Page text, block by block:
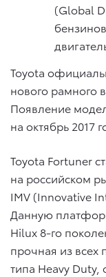
(Global
Toyota
нового рамного
Появление
на октябрь 2017
Toyota Fortuner
на российском
IMV (Innovative
Данную
Hilux 8-го
прочная из всех
типа Heavy